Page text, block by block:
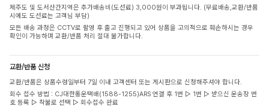
제주도 및 도서산간지역은 추가배송비(도선료) 3,000원이 부과됩니다. (무료배송,교환/반품
시에도 도선료는 고객님 부담)
모든 배송 과정은 CCTV로 촬영 후 출고 진행되고 있어 상품을 고의적으로 훼손하시는 경우
확인이 가능하며 교환/반품 처리 절대 불가합니다.
교환/반품 신청
교환/반품은 상품수령일부터 7일 이내 고객센터 또는 게시판으로 신청해주셔야 합니다.
회수 접수 방법 : CJ대한통운택배(1588-1255)ARS 연결 후 1번 ▷ 1번 ▷ 받으신 운송장 번
호 등록 ▷ 착불로 선택 ▷ 회수접수 완료